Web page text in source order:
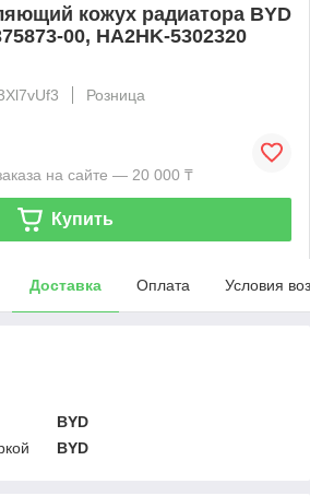
кожух радиатора BYD
00, HA2HK-5302320
Розница
на сайте — 20 000 ₸
Купить
Доставка Оплата Условия
BYD
BYD